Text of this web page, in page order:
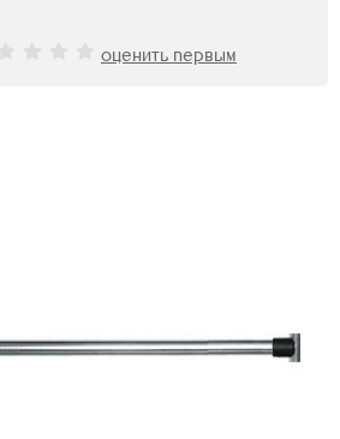
оценить первым